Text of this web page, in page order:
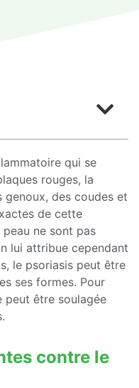
qui se
rouges, la
des coudes et
de cette
ne sont pas
lui attribue cependant
le psoriasis peut être
ses formes. Pour
peut être soulagée
contre le